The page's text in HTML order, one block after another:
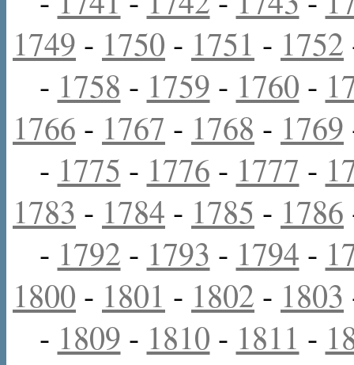
1749 - 1750 - 1751 - 1752
- 1758 - 1759 - 1760 -
1766 - 1767 - 1768 - 1769
- 1775 - 1776 - 1777 -
1783 - 1784 - 1785 - 1786
- 1792 - 1793 - 1794 -
1800 - 1801 - 1802 - 1803
- 1809 - 1810 - 1811 -